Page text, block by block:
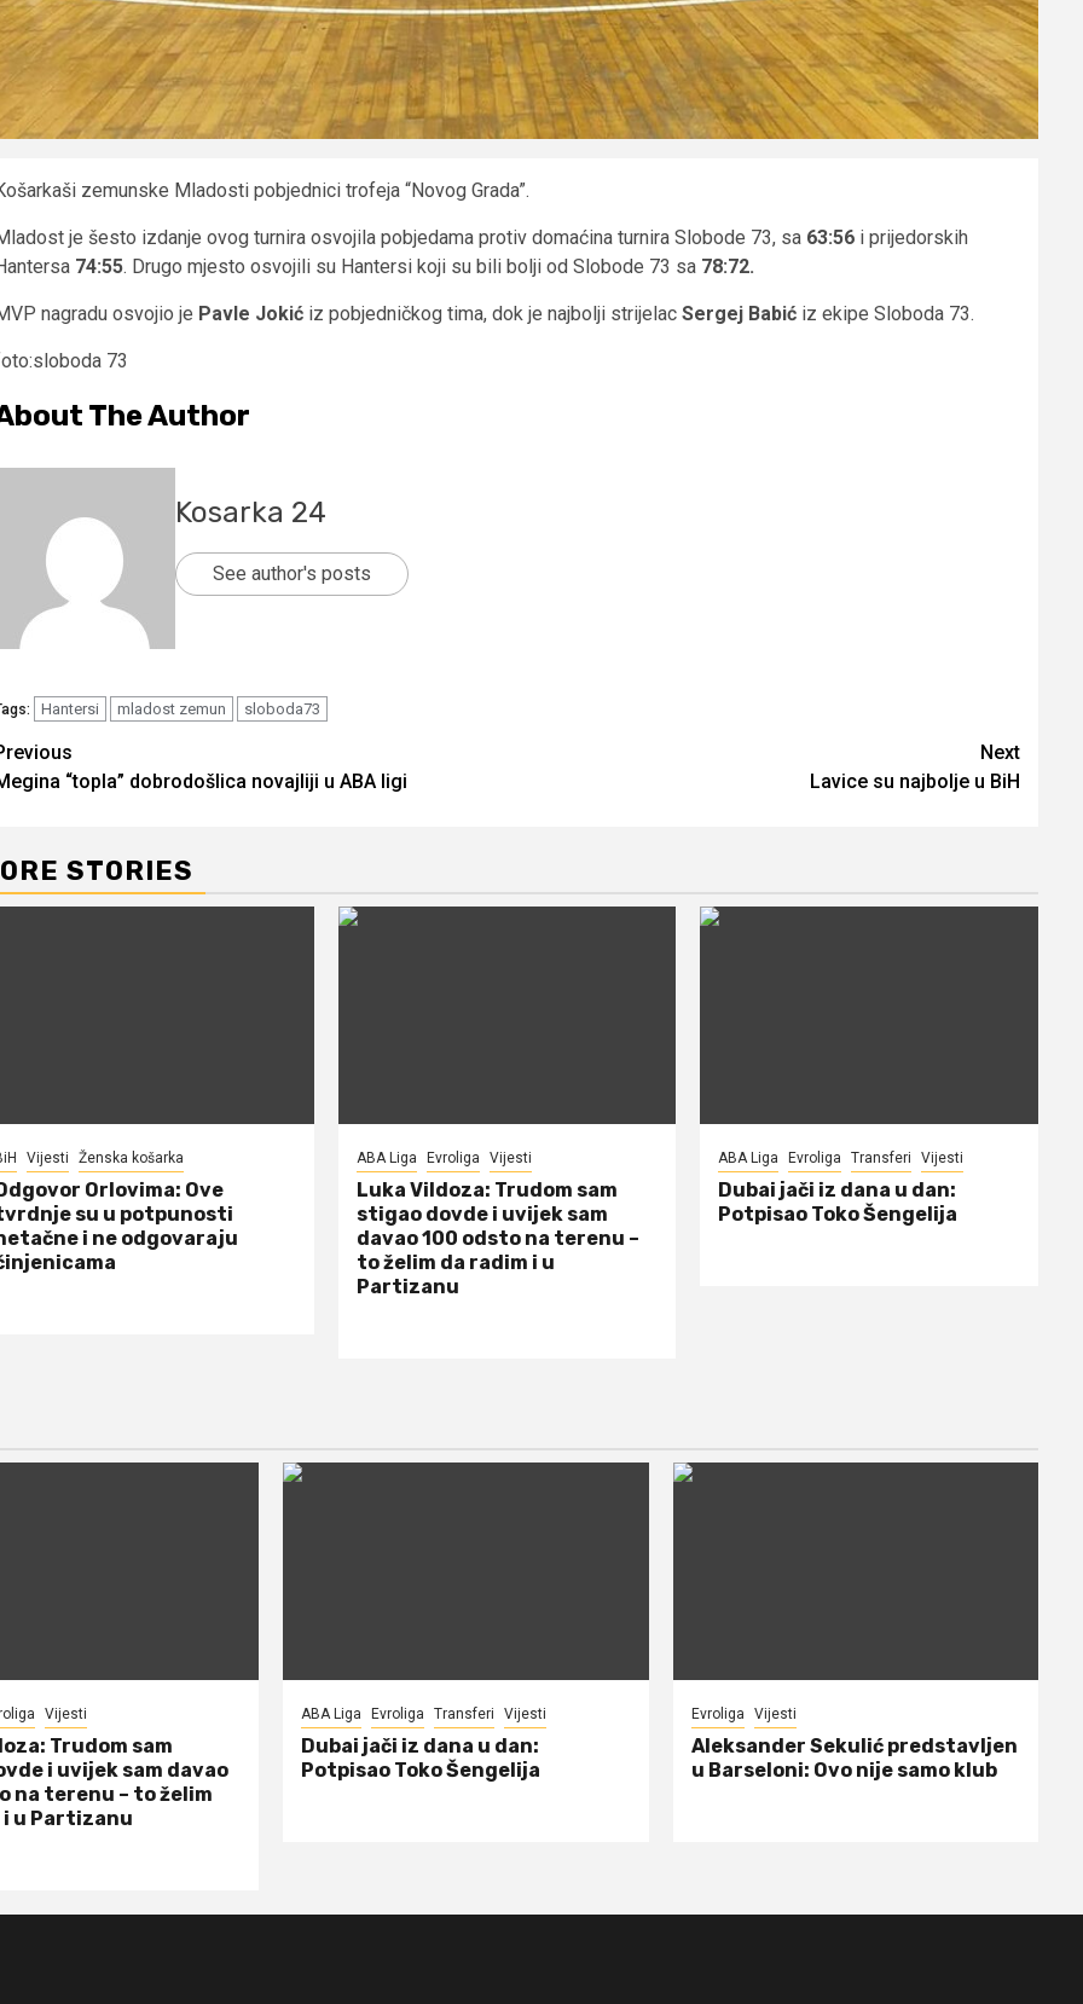
zemunske Mladosti pobjednici trofeja “Novog Grada”.
je šesto izdanje ovog turnira osvojila pobjedama protiv domaćina turnira Slobode 73, sa 63:56 i prijedorskih
74:55. Drugo mjesto osvojili su Hantersi koji su bili bolji od Slobode 73 sa 78:72.
nagradu osvojio je Pavle Jokić iz pobjedničkog tima, dok je najbolji strijelac Sergej Babić iz ekipe Sloboda 73.
73
The Author
Kosarka 24
See author's posts
Hantersi mladost zemun sloboda73
“topla” dobrodošlica novajliji u ABA ligi
Next
Lavice su najbolje u BiH
STORIES
Vijesti Ženska košarka
Orlovima: ​Ove
su u potpunosti
i ne odgovaraju
ABA Liga Evroliga Vijesti
Luka Vildoza: Trudom sam
stigao dovde i uvijek sam
davao 100 odsto na terenu –
to želim da radim i u
Partizanu
ABA Liga Evroliga Transferi Vijesti
Dubai jači iz dana u dan:
Potpisao Toko Šengelija
Vijesti
Trudom sam
i uvijek sam davao
na terenu – to želim
u Partizanu
ABA Liga Evroliga Transferi Vijesti
Dubai jači iz dana u dan:
Potpisao Toko Šengelija
Evroliga Vijesti
Aleksander Sekulić predstavljen
u Barseloni: Ovo nije samo klub